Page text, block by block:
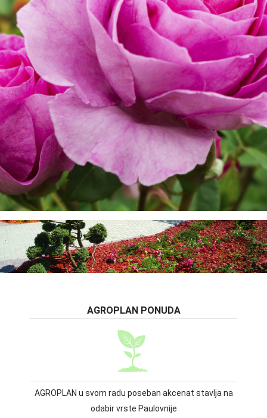
AGROPLAN PONUDA
AGROPLAN u svom radu poseban akcenat stavlja na
odabir vrste Paulovnije